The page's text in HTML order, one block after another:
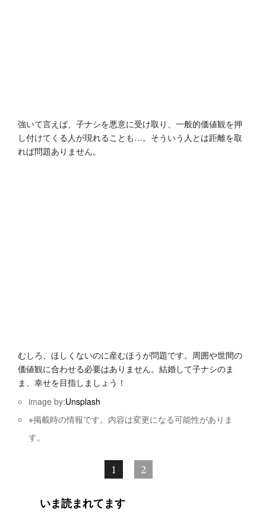
強いて言えば、子ナシを悪意に受け取り、一般的価値観を押
し付けてくる人が現れることも…。そういう人とは距離を取
れば問題ありません。
むしろ、ほしくないのに産むほうが問題です。周囲や世間の
価値観に合わせる必要はありません。結婚して子ナシのま
ま、幸せを目指しましょう！
image by:Unsplash
※掲載時の情報です。内容は変更になる可能性がありま
す。
1 2
いま読まれてます